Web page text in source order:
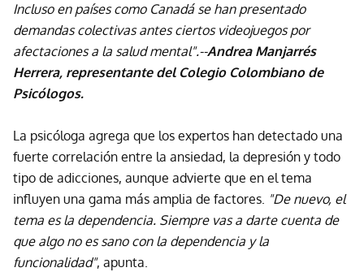
Incluso en países como Canadá se han presentado
demandas colectivas antes ciertos videojuegos por
afectaciones a la salud mental".--Andrea Manjarrés
Herrera, representante del Colegio Colombiano de
Psicólogos.
La psicóloga agrega que los expertos han detectado una
fuerte correlación entre la ansiedad, la depresión y todo
tipo de adicciones, aunque advierte que en el tema
influyen una gama más amplia de factores. "De nuevo, el
tema es la dependencia. Siempre vas a darte cuenta de
que algo no es sano con la dependencia y la
funcionalidad", apunta.